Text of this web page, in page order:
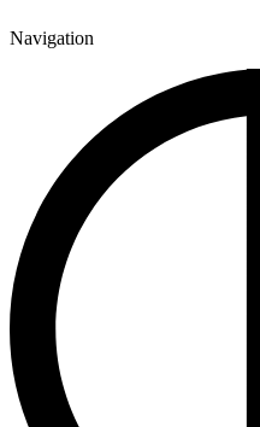
Navigation